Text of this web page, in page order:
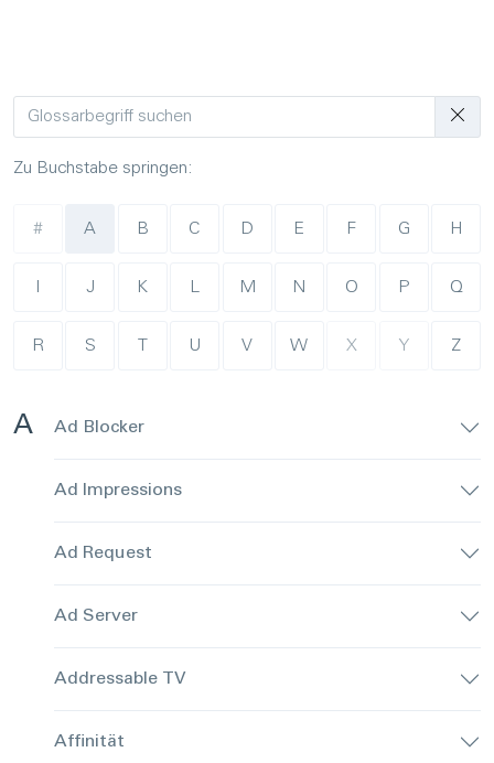
Zu Buchstabe springen:
# A B C D E F G H
J K L M N O P Q
R S T U V W X Y Z
A Ad Blocker
Ad Impressions
Ad Request
Ad Server
Addressable TV
Affinität